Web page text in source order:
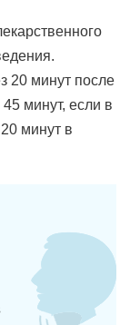
20 минут после
минут, если в
минут в